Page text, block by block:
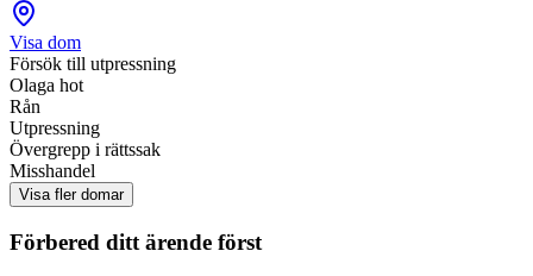
Visa dom
Försök till utpressning
Olaga hot
Rån
Utpressning
Övergrepp i rättssak
Misshandel
Visa fler domar
Förbered ditt ärende först